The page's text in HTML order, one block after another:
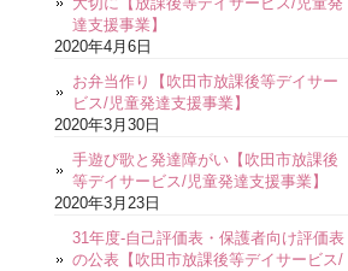
達支援事業】
2020年4月6日
お弁当作り【吹田市放課後等デイサー
ビス/児童発達支援事業】
2020年3月30日
手遊び歌と発達障がい【吹田市放課後
等デイサービス/児童発達支援事業】
2020年3月23日
31年度-自己評価表・保護者向け評価表
の公表【吹田市放課後等デイサービス/